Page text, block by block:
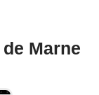
Marne